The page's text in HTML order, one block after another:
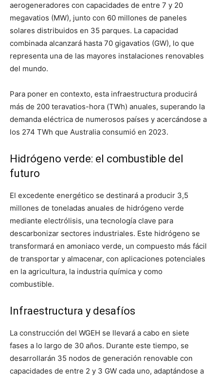
aerogeneradores con capacidades de entre 7 y 20
megavatios (MW), junto con 60 millones de paneles
solares distribuidos en 35 parques. La capacidad
combinada alcanzará hasta 70 gigavatios (GW), lo que
representa una de las mayores instalaciones renovables
del mundo.
Para poner en contexto, esta infraestructura producirá
más de 200 teravatios-hora (TWh) anuales, superando la
demanda eléctrica de numerosos países y acercándose a
los 274 TWh que Australia consumió en 2023.
Hidrógeno verde: el combustible del
futuro
El excedente energético se destinará a producir 3,5
millones de toneladas anuales de hidrógeno verde
mediante electrólisis, una tecnología clave para
descarbonizar sectores industriales. Este hidrógeno se
transformará en amoniaco verde, un compuesto más fácil
de transportar y almacenar, con aplicaciones potenciales
en la agricultura, la industria química y como
combustible.
Infraestructura y desafíos
La construcción del WGEH se llevará a cabo en siete
fases a lo largo de 30 años. Durante este tiempo, se
desarrollarán 35 nodos de generación renovable con
capacidades de entre 2 y 3 GW cada uno, adaptándose a